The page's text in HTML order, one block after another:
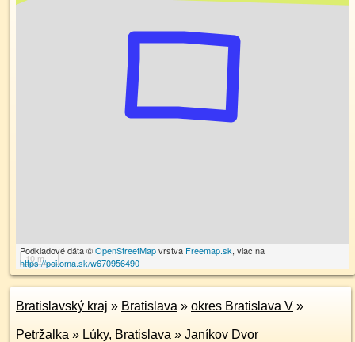
10 m
Podkladové dáta ©OpenStreetMapvrstva Freemap.sk, viac na
https://poi.oma.sk/w670956490
Bratislavský kraj » Bratislava » okres Bratislava V »
Petržalka » Lúky, Bratislava » Janíkov Dvor